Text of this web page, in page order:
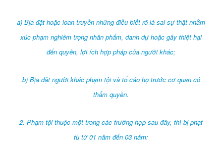
a) Bịa đặt hoặc loan truyền những điều biết rõ là sai sự thật nhằm
xúc phạm nghiêm trọng nhân phẩm, danh dự hoặc gây thiệt hại
đến quyền, lợi ích hợp pháp của người khác;
b) Bịa đặt người khác phạm tội và tố cáo họ trước cơ quan có
thẩm quyền.
2. Phạm tội thuộc một trong các trường hợp sau đây, thì bị phạt
tù từ 01 năm đến 03 năm: